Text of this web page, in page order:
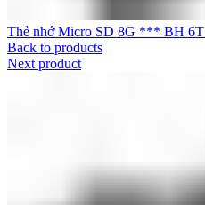
Thẻ nhớ Micro SD 8G *** BH 6T
Back to products
Next product